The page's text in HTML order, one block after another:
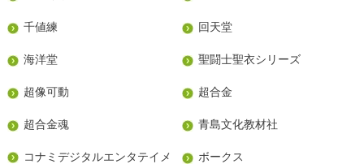
千値練 回天堂
海洋堂 聖闘士聖衣シリーズ
超像可動 超合金
超合金魂 青島文化教材社
コナミデジタルエンタテイメ
ボークス